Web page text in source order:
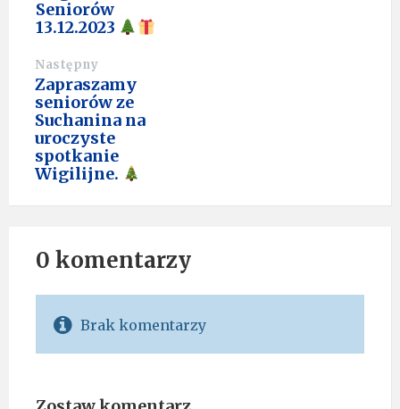
Seniorów
13.12.2023
Następny
Zapraszamy
seniorów ze
Suchanina na
uroczyste
spotkanie
Wigilijne.
0 komentarzy
Brak komentarzy